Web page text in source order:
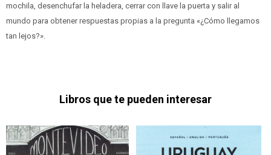
mochila, desenchufar la heladera, cerrar con llave la puerta y salir al
mundo para obtener respuestas propias a la pregunta «¿Cómo llegamos
tan lejos?».
Libros que te pueden interesar